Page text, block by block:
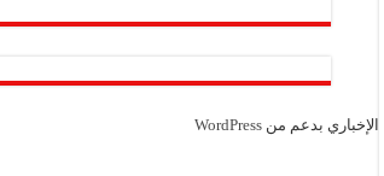
الإخباري بدعم من WordPress